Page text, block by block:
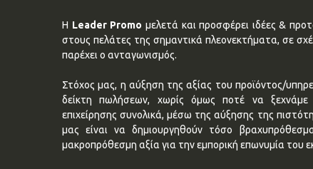
Η Leader Promo μελετά και προσφέρει ιδέες &
στους πελάτες της σημαντικά πλεονεκτήματα, σε
παρέχει ο ανταγωνισμός.
Στόχος μας, η αύξηση της αξίας του προϊόντος/
δείκτη πωλήσεων, χωρίς όμως ποτέ να
επιχείρησης συνολικά, μέσω της αύξησης της
μας είναι να δημιουργηθούν τόσο
μακροπρόθεσμη αξία για την εμπορική επωνυμία του